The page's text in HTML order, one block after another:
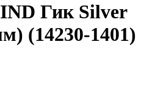
Гик Silver
(14230-1401)